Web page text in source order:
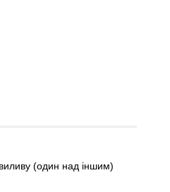
(один над іншим)